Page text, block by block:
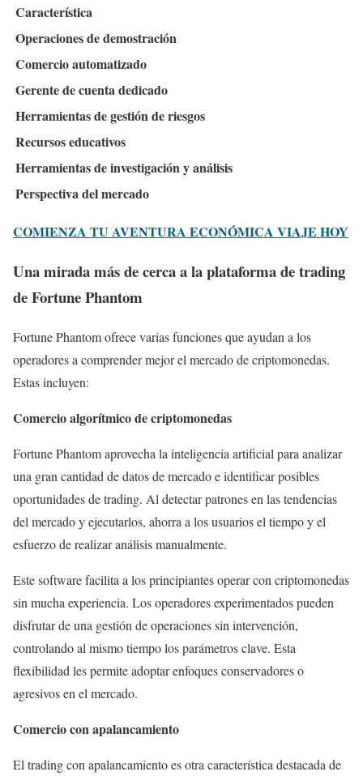
Característica
Operaciones de demostración
Comercio automatizado
Gerente de cuenta dedicado
Herramientas de gestión de riesgos
Recursos educativos
Herramientas de investigación y análisis
Perspectiva del mercado
COMIENZA TU AVENTURA ECONÓMICA VIAJE HOY
Una mirada más de cerca a la plataforma de trading
de Fortune Phantom
Fortune Phantom ofrece varias funciones que ayudan a los
operadores a comprender mejor el mercado de criptomonedas.
Estas incluyen:
Comercio algorítmico de criptomonedas
Fortune Phantom aprovecha la inteligencia artificial para analizar
una gran cantidad de datos de mercado e identificar posibles
oportunidades de trading. Al detectar patrones en las tendencias
del mercado y ejecutarlos, ahorra a los usuarios el tiempo y el
esfuerzo de realizar análisis manualmente.
Este software facilita a los principiantes operar con criptomonedas
sin mucha experiencia. Los operadores experimentados pueden
disfrutar de una gestión de operaciones sin intervención,
controlando al mismo tiempo los parámetros clave. Esta
flexibilidad les permite adoptar enfoques conservadores o
agresivos en el mercado.
Comercio con apalancamiento
El trading con apalancamiento es otra característica destacada de